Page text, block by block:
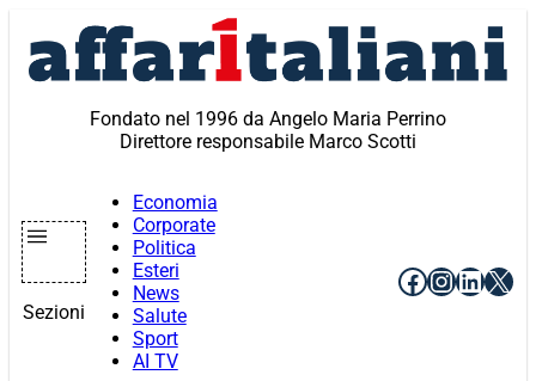
contenuto
Fondato nel 1996 da Angelo Maria Perrino
Direttore responsabile Marco Scotti
Sezioni
Economia
Corporate
Politica
Esteri
News
Salute
Sport
AI TV
Facebook
X